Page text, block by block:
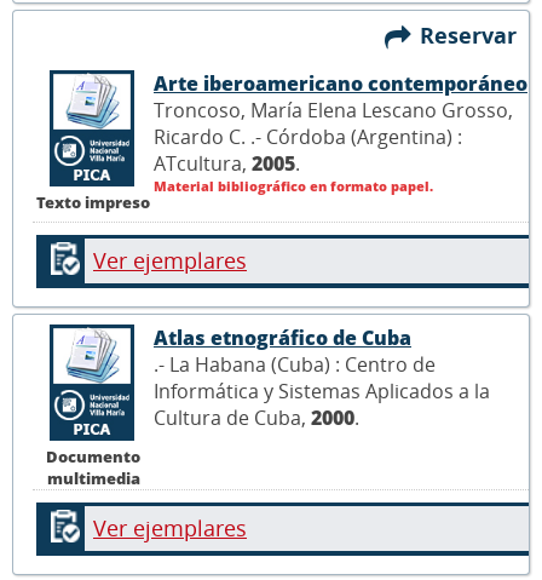
Reservar
Texto impreso
Arte iberoamericano contemporáneo
Troncoso, María Elena Lescano Grosso,
Ricardo C. .- Córdoba (Argentina) :
ATcultura, 2005.
Material bibliográfico en formato papel.
Ver ejemplares
Documento
multimedia
Atlas etnográfico de Cuba
.- La Habana (Cuba) : Centro de
Informática y Sistemas Aplicados a la
Cultura de Cuba, 2000.
Ver ejemplares